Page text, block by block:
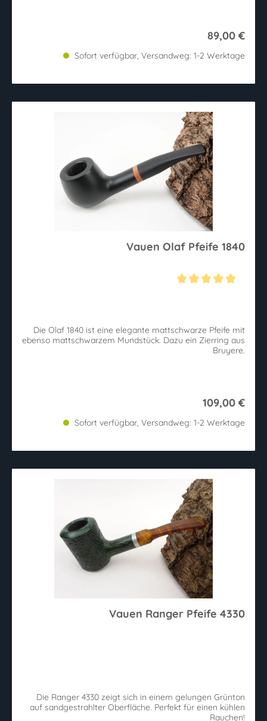
89,00 €
Sofort verfügbar, Versandweg: 1-2 Werktage
Vauen Olaf Pfeife 1840
Die Olaf 1840 ist eine elegante mattschwarze Pfeife mit
ebenso mattschwarzem Mundstück. Dazu ein Zierring aus
Bruyere.
109,00 €
Sofort verfügbar, Versandweg: 1-2 Werktage
Vauen Ranger Pfeife 4330
Die Ranger 4330 zeigt sich in einem gelungen Grünton
auf sandgestrahlter Oberfläche. Perfekt für einen kühlen
Rauchen!